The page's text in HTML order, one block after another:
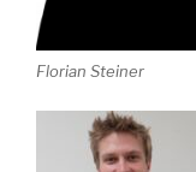
Florian Steiner